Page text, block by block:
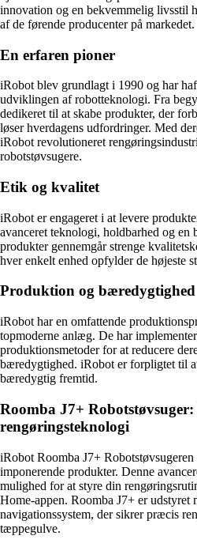
innovation og en bekvemmelig livsstil
af de førende producenter på markedet.
En erfaren pioner
iRobot blev grundlagt i 1990 og har
udviklingen af robotteknologi. Fra
dedikeret til at skabe produkter, der
løser hverdagens udfordringer. Med
iRobot revolutioneret
robotstøvsugere.
Etik og kvalitet
iRobot er engageret i at levere
avanceret teknologi, holdbarhed og en
produkter gennemgår strenge
hver enkelt enhed opfylder de højeste
Produktion og bæredygtighed
iRobot har en omfattende
topmoderne anlæg. De har
produktionsmetoder for at reducere
bæredygtighed. iRobot er forpligtet til
bæredygtig fremtid.
Roomba J7+
rengøringsteknologi
iRobot Roomba J7+
imponerende produkter. Denne
mulighed for at styre din
Home-appen. Roomba J7+ er udstyret
navigationssystem, der sikrer præcis
tæppegulve.